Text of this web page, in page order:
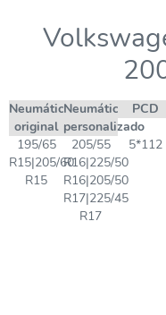
Neumático
original
Neumático
personalizado
PCD
195/65
R15|205/60
R15
205/55
R16|225/50
R16|205/50
R17|225/45
R17
5*112